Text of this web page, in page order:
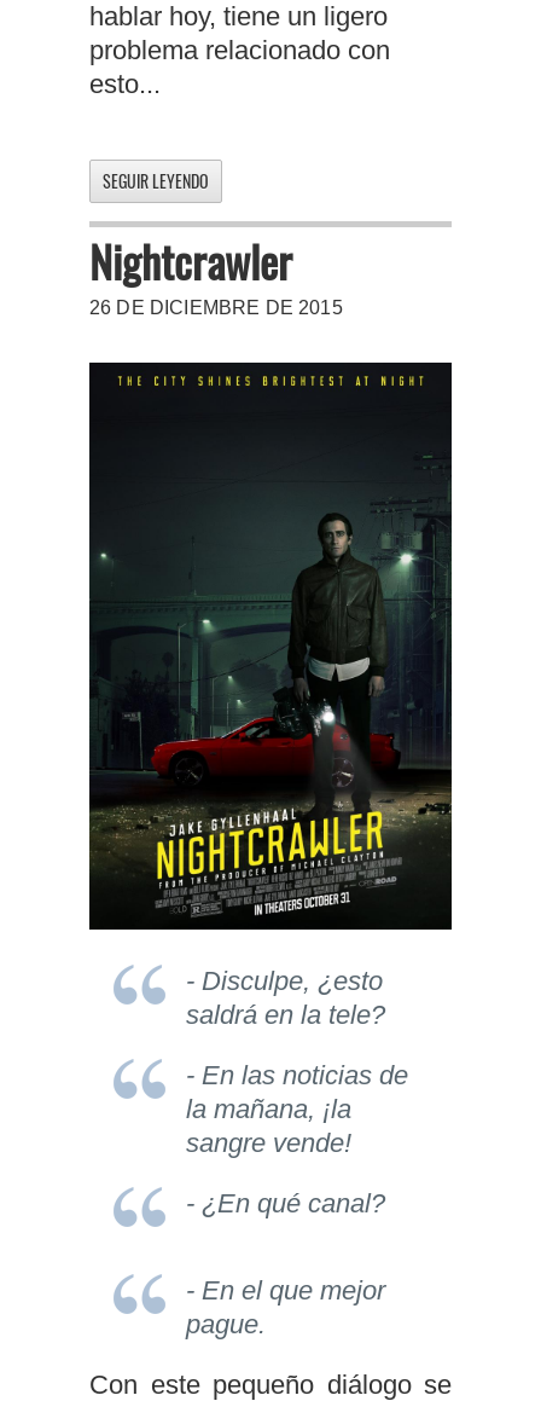
hablar hoy, tiene un ligero
problema relacionado con
esto...
SEGUIR LEYENDO
Nightcrawler
26 DE DICIEMBRE DE 2015
- Disculpe, ¿esto
saldrá en la tele?
- En las noticias de
la mañana, ¡la
sangre vende!
- ¿En qué canal?
- En el que mejor
pague.
Con este pequeño diálogo se